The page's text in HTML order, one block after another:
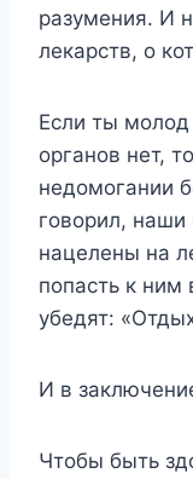
разумения. И
лекарств, о
Если ты
органов нет,
недомогании
говорил,
нацелены на
попасть к ним
убедят:
И в
Чтобы быть